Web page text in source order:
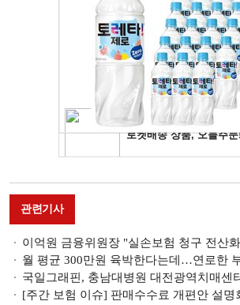
관련기사
이억원 금융위원장 "실손보험 청구 전산화 실손24 참여 독려 위해 보
월 평균 300만원 육박한다는데…연로한 부모님 간병비 보험으로
국일그래핀, 충남대병원 대전광역치매센터와 치매 진단
[주간 보험 이슈] 판매수수료 개편안 설명회 이어 4월 2일서도 의견청취…GA업계 "수